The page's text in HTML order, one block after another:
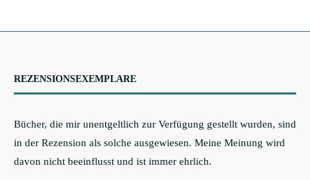
REZENSIONSEXEMPLARE
Bücher, die mir unentgeltlich zur Verfügung gestellt wurden, sind
in der Rezension als solche ausgewiesen. Meine Meinung wird
davon nicht beeinflusst und ist immer ehrlich.